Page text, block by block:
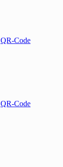
QR-Code
QR-Code